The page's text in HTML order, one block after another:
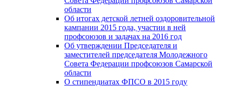
области
Об итогах детской летней оздоровительной
кампании 2015 года, участии в ней
профсоюзов и задачах на 2016 год
Об утверждении Председателя и
заместителей председателя Молодежного
Совета Федерации профсоюзов Самарской
области
О стипендиатах ФПСО в 2015 году